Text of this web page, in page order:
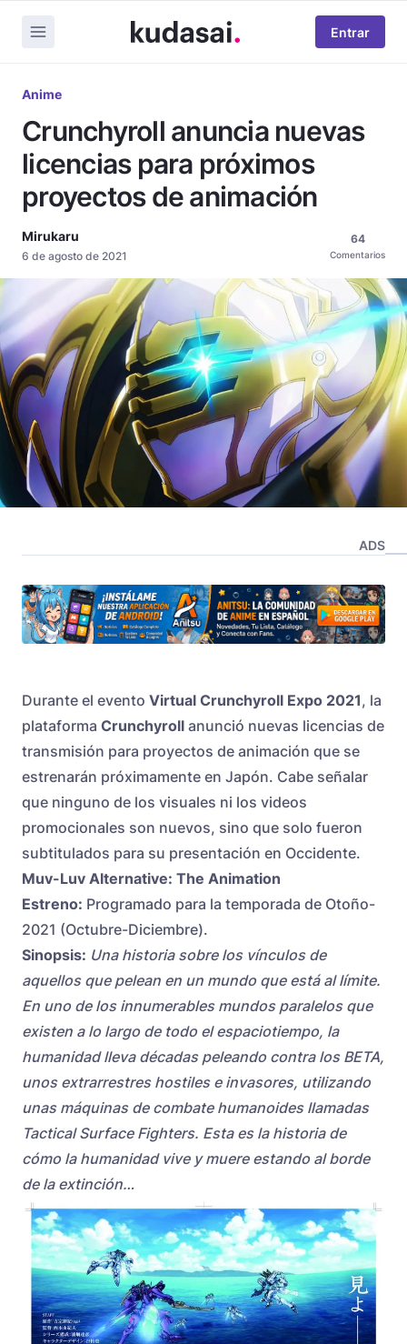
Entrar
Anime
Crunchyroll anuncia nuevas
licencias para próximos
proyectos de animación
Mirukaru
6 de agosto de 2021
64
Comentarios
ADS
Durante el evento Virtual Crunchyroll Expo 2021, la
plataforma Crunchyroll anunció nuevas licencias de
transmisión para proyectos de animación que se
estrenarán próximamente en Japón. Cabe señalar
que ninguno de los visuales ni los videos
promocionales son nuevos, sino que solo fueron
subtitulados para su presentación en Occidente.
Muv-Luv Alternative: The Animation
Estreno: Programado para la temporada de Otoño-
2021 (Octubre-Diciembre).
Sinopsis: Una historia sobre los vínculos de
aquellos que pelean en un mundo que está al límite.
En uno de los innumerables mundos paralelos que
existen a lo largo de todo el espaciotiempo, la
humanidad lleva décadas peleando contra los BETA,
unos extrarrestres hostiles e invasores, utilizando
unas máquinas de combate humanoides llamadas
Tactical Surface Fighters. Esta es la historia de
cómo la humanidad vive y muere estando al borde
de la extinción…